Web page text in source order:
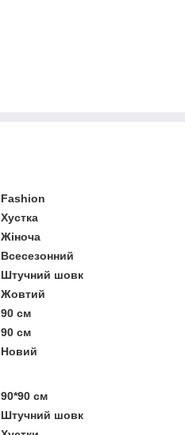
Fashion
Хустка
Жіноча
Всесезонний
Штучний шовк
Жовтий
90 см
90 см
Новий
90*90 см
Штучний шовк